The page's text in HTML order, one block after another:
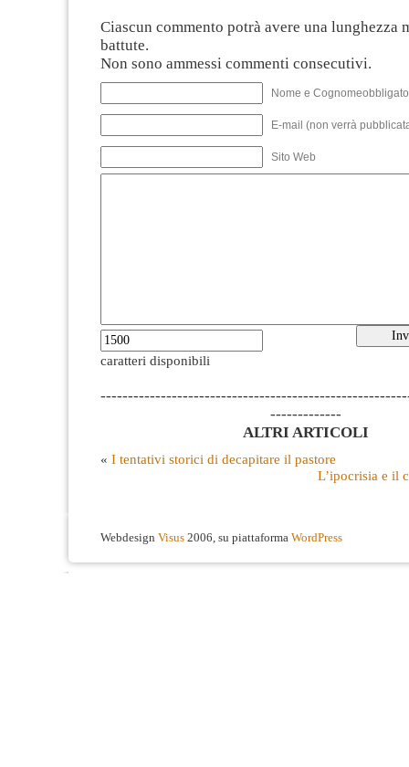
Ciascun commento potrà avere una lunghezza
battute.
Non sono ammessi commenti consecutivi.
Nome e
E-mail (non verrà
Sito Web
caratteri disponibili
-------------
ALTRI ARTICOLI
« I tentativi storici di decapitare il pastore
L’ipocrisia e il
Webdesign Visus 2006, su piattaforma WordPress